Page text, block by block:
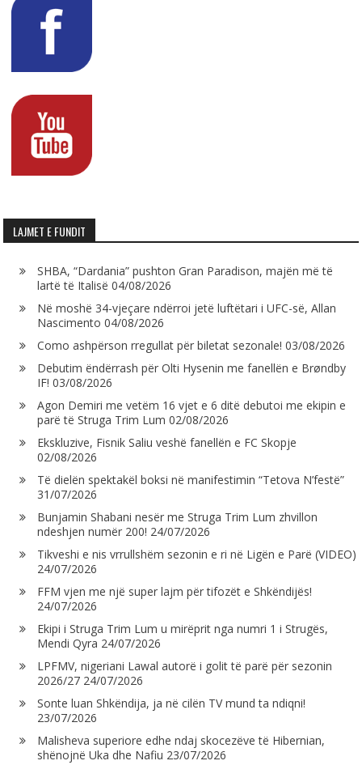
LAJMET E FUNDIT
SHBA, “Dardania” pushton Gran Paradison, majën më të
lartë të Italisë 04/08/2026
Në moshë 34-vjeçare ndërroi jetë luftëtari i UFC-së, Allan
Nascimento 04/08/2026
Como ashpërson rregullat për biletat sezonale! 03/08/2026
Debutim ëndërrash për Olti Hysenin me fanellën e Brøndby
IF! 03/08/2026
Agon Demiri me vetëm 16 vjet e 6 ditë debutoi me ekipin e
parë të Struga Trim Lum 02/08/2026
Ekskluzive, Fisnik Saliu veshë fanellën e FC Skopje
02/08/2026
Të dielën spektakël boksi në manifestimin “Tetova N’festë”
31/07/2026
Bunjamin Shabani nesër me Struga Trim Lum zhvillon
ndeshjen numër 200! 24/07/2026
Tikveshi e nis vrrullshëm sezonin e ri në Ligën e Parë (VIDEO)
24/07/2026
FFM vjen me një super lajm për tifozët e Shkëndijës!
24/07/2026
Ekipi i Struga Trim Lum u mirëprit nga numri 1 i Strugës,
Mendi Qyra 24/07/2026
LPFMV, nigeriani Lawal autorë i golit të parë për sezonin
2026/27 24/07/2026
Sonte luan Shkëndija, ja në cilën TV mund ta ndiqni!
23/07/2026
Malisheva superiore edhe ndaj skocezëve të Hibernian,
shënojnë Uka dhe Nafiu 23/07/2026